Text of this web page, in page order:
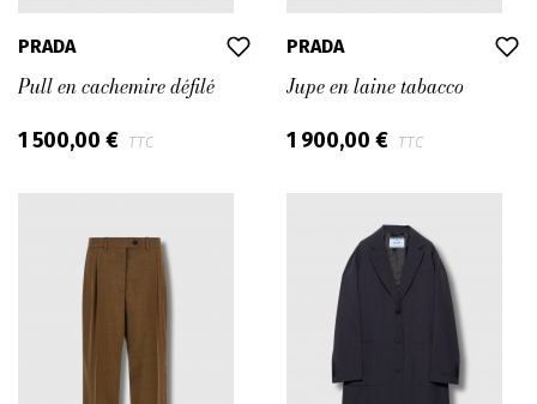
PRADA
Pull en cachemire défilé
1 500,00 € TTC
PRADA
Jupe en laine tabacco
1 900,00 € TTC